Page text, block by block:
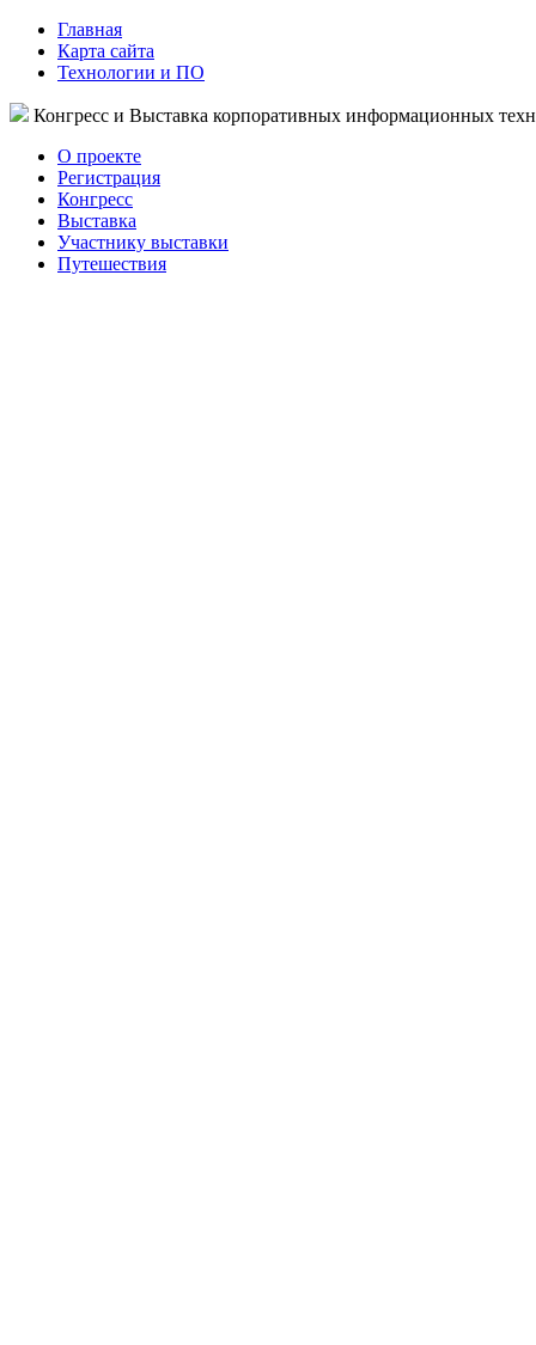
Главная
Карта сайта
Технологии и ПО
Конгресс и Выставка корпоративных информационных
О проекте
Регистрация
Конгресс
Выставка
Участнику выставки
Путешествия